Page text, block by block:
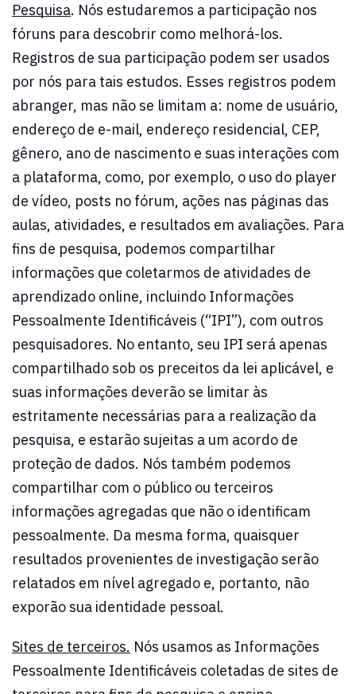
Pesquisa. Nós estudaremos a participação nos
fóruns para descobrir como melhorá-los.
Registros de sua participação podem ser usados
por nós para tais estudos. Esses registros podem
abranger, mas não se limitam a: nome de usuário,
endereço de e-mail, endereço residencial, CEP,
gênero, ano de nascimento e suas interações com
a plataforma, como, por exemplo, o uso do player
de vídeo, posts no fórum, ações nas páginas das
aulas, atividades, e resultados em avaliações. Para
fins de pesquisa, podemos compartilhar
informações que coletarmos de atividades de
aprendizado online, incluindo Informações
Pessoalmente Identificáveis (“IPI”), com outros
pesquisadores. No entanto, seu IPI será apenas
compartilhado sob os preceitos da lei aplicável, e
suas informações deverão se limitar às
estritamente necessárias para a realização da
pesquisa, e estarão sujeitas a um acordo de
proteção de dados. Nós também podemos
compartilhar com o público ou terceiros
informações agregadas que não o identificam
pessoalmente. Da mesma forma, quaisquer
resultados provenientes de investigação serão
relatados em nível agregado e, portanto, não
exporão sua identidade pessoal.
Sites de terceiros. Nós usamos as Informações
Pessoalmente Identificáveis coletadas de sites de